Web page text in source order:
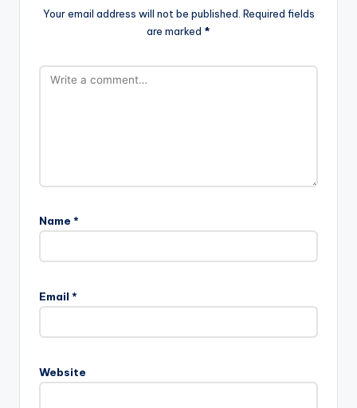
Your email address will not be published. Required fields
are marked *
Name *
Email *
Website